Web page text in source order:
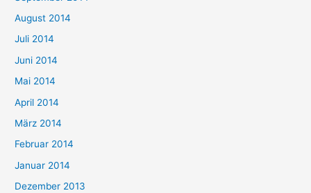
August 2014
Juli 2014
Juni 2014
Mai 2014
April 2014
März 2014
Februar 2014
Januar 2014
Dezember 2013